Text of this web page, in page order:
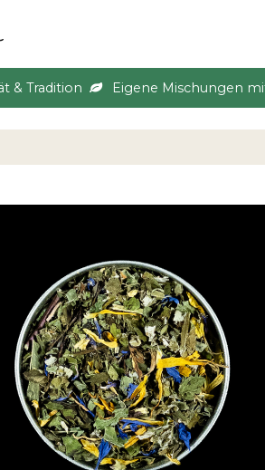
& Tradition Eigene Mischungen